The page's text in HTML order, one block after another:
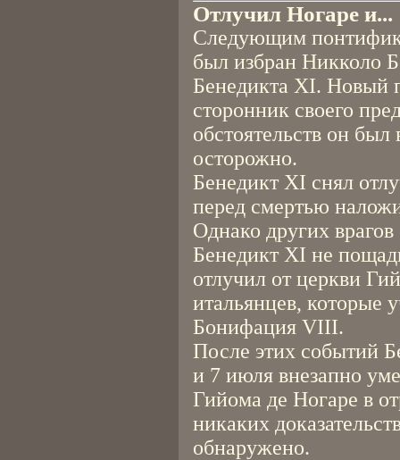
Отлучил Ногаре и...
Следующим
был избран Никколо
Бенедикта XI. Новый
сторонник своего
обстоятельств он
осторожно.
Бенедикт XI снял
перед смертью
Однако других
Бенедикт XI не
отлучил от церкви
итальянцев, которые
Бонифация VIII.
После этих событий
и 7 июля внезапно
Гийома де Ногаре в
никаких
обнаружено.